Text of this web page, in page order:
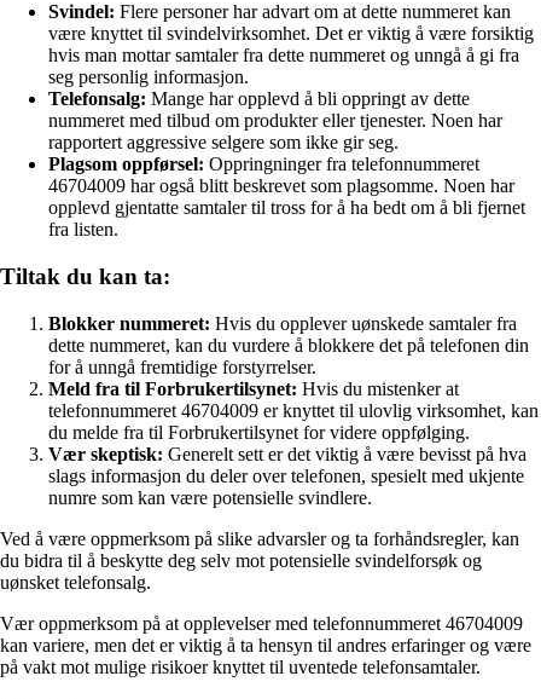
Svindel: Flere personer har advart om at dette nummeret kan
være knyttet til svindelvirksomhet. Det er viktig å være forsiktig
hvis man mottar samtaler fra dette nummeret og unngå å gi fra
seg personlig informasjon.
Telefonsalg: Mange har opplevd å bli oppringt av dette
nummeret med tilbud om produkter eller tjenester. Noen har
rapportert aggressive selgere som ikke gir seg.
Plagsom oppførsel: Oppringninger fra telefonnummeret
46704009 har også blitt beskrevet som plagsomme. Noen har
opplevd gjentatte samtaler til tross for å ha bedt om å bli fjernet
fra listen.
Tiltak du kan ta:
Blokker nummeret: Hvis du opplever uønskede samtaler fra
dette nummeret, kan du vurdere å blokkere det på telefonen din
for å unngå fremtidige forstyrrelser.
Meld fra til Forbrukertilsynet: Hvis du mistenker at
telefonnummeret 46704009 er knyttet til ulovlig virksomhet, kan
du melde fra til Forbrukertilsynet for videre oppfølging.
Vær skeptisk: Generelt sett er det viktig å være bevisst på hva
slags informasjon du deler over telefonen, spesielt med ukjente
numre som kan være potensielle svindlere.
Ved å være oppmerksom på slike advarsler og ta forhåndsregler, kan
du bidra til å beskytte deg selv mot potensielle svindelforsøk og
uønsket telefonsalg.
Vær oppmerksom på at opplevelser med telefonnummeret 46704009
kan variere, men det er viktig å ta hensyn til andres erfaringer og være
på vakt mot mulige risikoer knyttet til uventede telefonsamtaler.